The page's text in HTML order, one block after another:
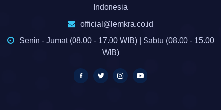
Indonesia
official@lemkra.co.id
Senin - Jumat (08.00 - 17.00 WIB) | Sabtu (08.00 - 15.00
WIB)